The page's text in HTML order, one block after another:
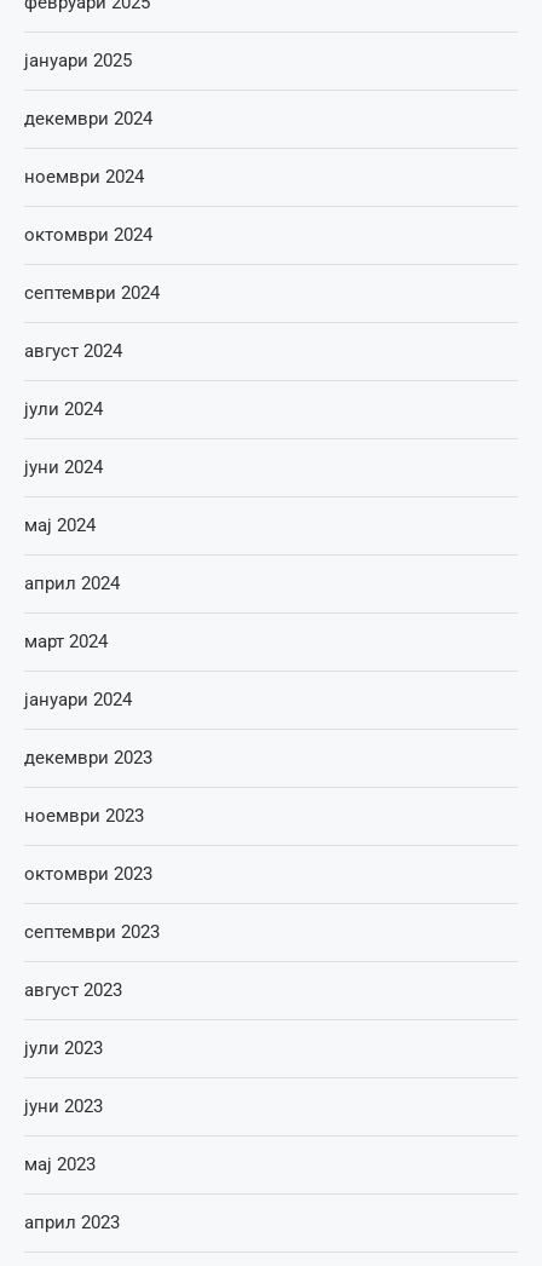
јануари 2025
декември 2024
ноември 2024
октомври 2024
септември 2024
август 2024
јули 2024
јуни 2024
мај 2024
април 2024
март 2024
јануари 2024
декември 2023
ноември 2023
октомври 2023
септември 2023
август 2023
јули 2023
јуни 2023
мај 2023
април 2023